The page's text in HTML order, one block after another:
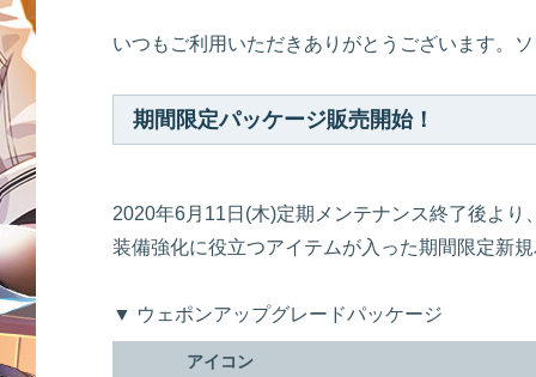
いつもご利用いただきありがとうございます。
期間限定パッケージ販売開始！
2020年6月11日(木)定期メンテナンス終了後より
装備強化に役立つアイテムが入った期間限定新
▼ ウェポンアップグレードパッケージ
アイコン